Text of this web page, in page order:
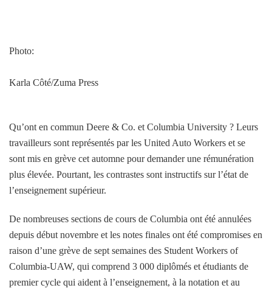
Photo:
Karla Côté/Zuma Press
Qu’ont en commun Deere & Co. et Columbia University ? Leurs
travailleurs sont représentés par les United Auto Workers et se
sont mis en grève cet automne pour demander une rémunération
plus élevée. Pourtant, les contrastes sont instructifs sur l’état de
l’enseignement supérieur.
De nombreuses sections de cours de Columbia ont été annulées
depuis début novembre et les notes finales ont été compromises en
raison d’une grève de sept semaines des Student Workers of
Columbia-UAW, qui comprend 3 000 diplômés et étudiants de
premier cycle qui aident à l’enseignement, à la notation et au